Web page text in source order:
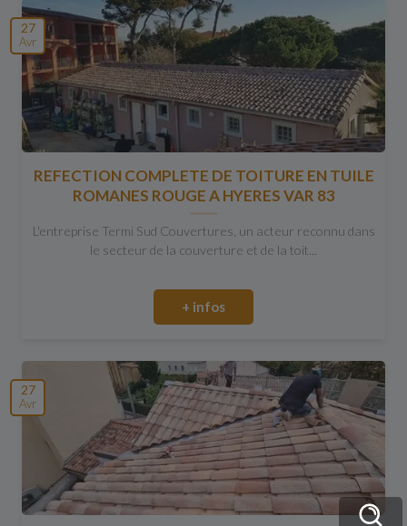
27
Avr
REFECTION COMPLETE DE TOITURE EN TUILE
ROMANES ROUGE A HYERES VAR 83
L'entreprise Termi Sud Couvertures, un acteur reconnu dans
le secteur de la couverture et de la toit...
+ infos
27
Avr